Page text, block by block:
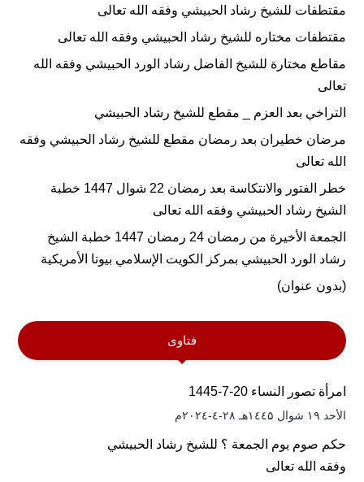
مقتطفات للشيخ رشاد الحبيشي وفقه الله تعالى
مقتطفات مختاره للشيخ رشاد الحبيشي وفقه الله تعالى
مقاطع مختارة للشيخ الفاضل رشاد الورد الحبيشي وفقه الله
تعالى
التراخي بعد العزم _ مقطع للشيخ رشاد الحبيشي
مرضان خطيران بعد رمضان مقطع للشيخ رشاد الحبيشي وفقه
الله تعالى
خطر الفتور والانتكاسة بعد رمضان 22 شوال 1447 خطبة
الشيخ رشاد الحبيشي وفقه الله تعالى
الجمعة الأخيرة من رمضان 24 رمضان 1447 خطبة الشيخ
رشاد الورد الحبيشي بمركز الكويت الإسلامي بيوتا الأمريكية
(بدون عنوان)
فتاوى
امرأة تصور النساء 20-7-1445
الأحد ۱۹ شوال ۱٤٤۵هـ ۲۸-٤-۲۰۲٤م
حكم صوم يوم الجمعة ؟ للشيخ رشاد الحبيشي
وفقه الله تعالى